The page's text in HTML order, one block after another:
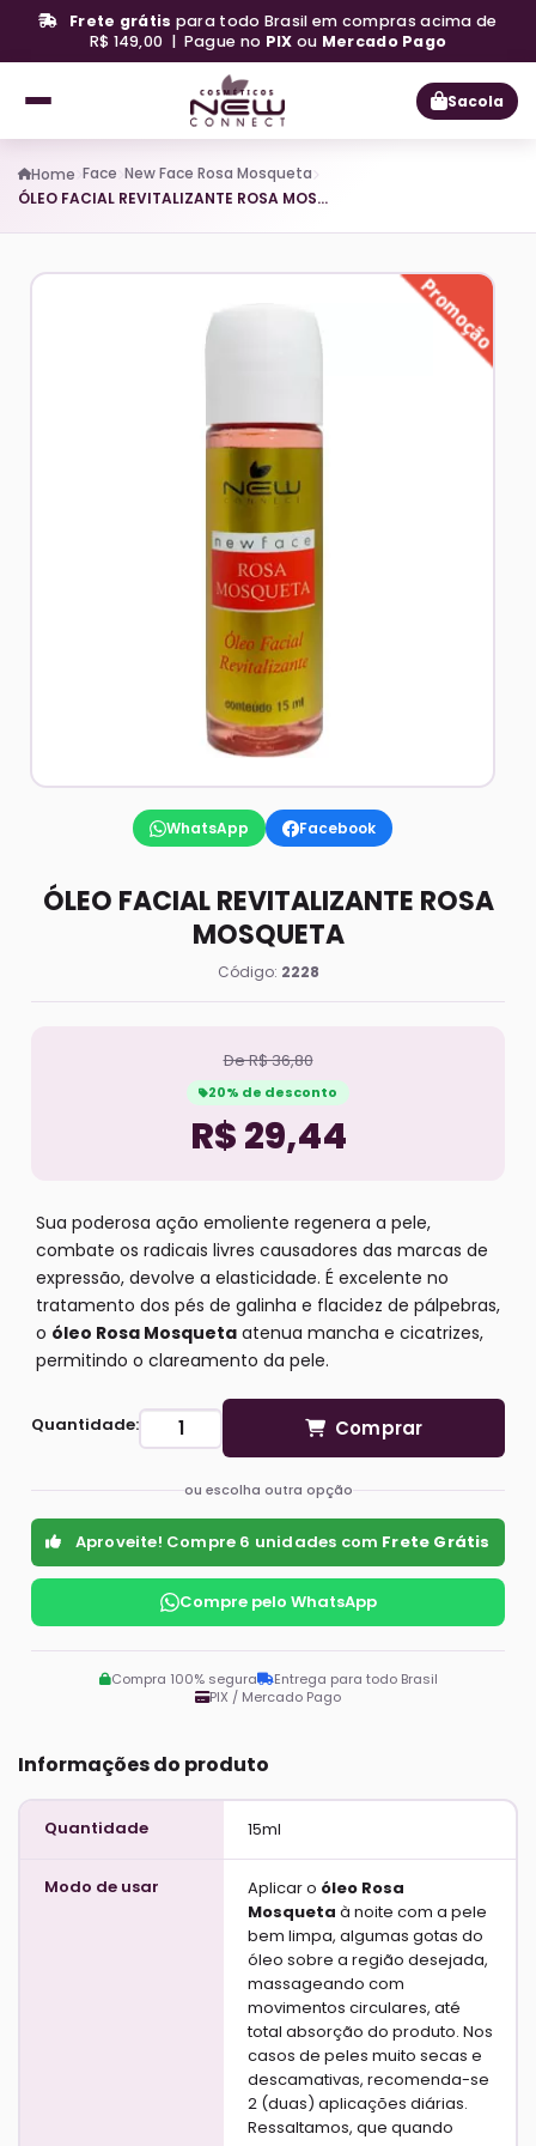
Frete grátis para todo Brasil em compras acima de
R$ 149,00 | Pague no PIX ou Mercado Pago
Sacola
Home Face New Face Rosa Mosqueta
ÓLEO FACIAL REVITALIZANTE ROSA MOSQUETA
WhatsApp Facebook
ÓLEO FACIAL REVITALIZANTE ROSA
MOSQUETA
Código: 2228
De R$ 36,80
20% de desconto
R$ 29,44
Sua poderosa ação emoliente regenera a pele,
combate os radicais livres causadores das marcas de
expressão, devolve a elasticidade. É excelente no
tratamento dos pés de galinha e flacidez de pálpebras,
o óleo Rosa Mosqueta atenua mancha e cicatrizes,
permitindo o clareamento da pele.
Quantidade: Comprar
ou escolha outra opção
Aproveite! Compre 6 unidades com Frete Grátis
Compre pelo WhatsApp
Compra 100% segura
Entrega para todo Brasil
PIX / Mercado Pago
Informações do produto
Quantidade 15ml
Modo de usar Aplicar o óleo Rosa
Mosqueta à noite com a pele
bem limpa, algumas gotas do
óleo sobre a região desejada,
massageando com
movimentos circulares, até
total absorção do produto. Nos
casos de peles muito secas e
descamativas, recomenda-se
2 (duas) aplicações diárias.
Ressaltamos, que quando